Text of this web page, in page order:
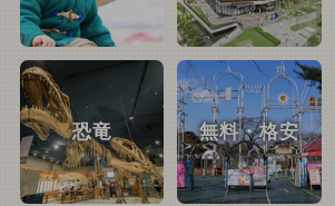
恐竜 無料・格安